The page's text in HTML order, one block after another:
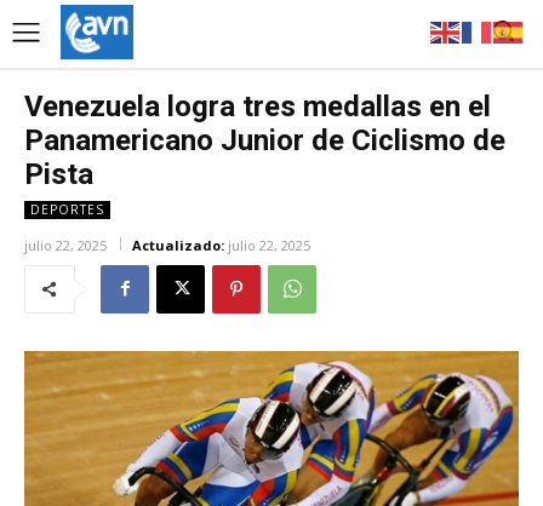
Venezuela logra tres medallas en el
Panamericano Junior de Ciclismo de
Pista
DEPORTES
julio 22, 2025 Actualizado: julio 22, 2025